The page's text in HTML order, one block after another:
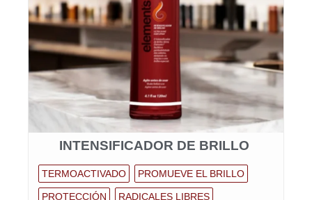
INTENSIFICADOR DE BRILLO
TERMOACTIVADO PROMUEVE EL BRILLO
PROTECCIÓN RADICALES LIBRES